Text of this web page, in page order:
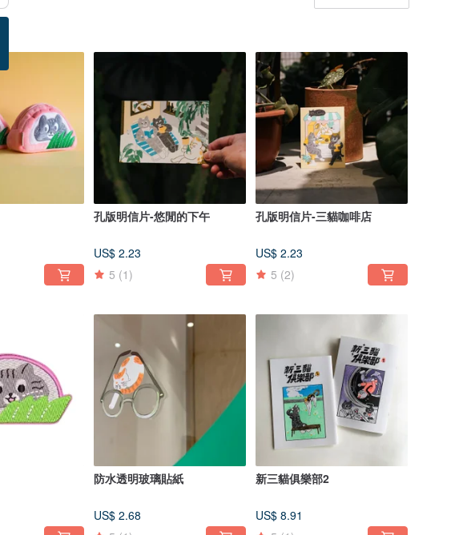
孔版明信片-悠閒的下午
US$ 2.23
5 (1)
孔版明信片-三貓咖啡店
US$ 2.23
5 (2)
防水透明玻璃貼紙
US$ 2.68
新三貓俱樂部2
US$ 8.91